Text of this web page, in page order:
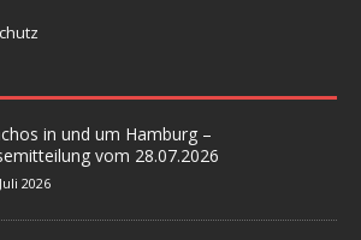
in und um Hamburg –
vom 28.07.2026
2026